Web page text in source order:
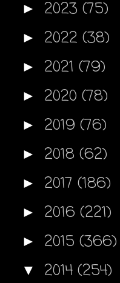
► 2023 (75)
► 2022 (38)
► 2021 (79)
► 2020 (78)
► 2019 (76)
► 2018 (62)
► 2017 (186)
► 2016 (221)
► 2015 (366)
▼ 2014 (254)